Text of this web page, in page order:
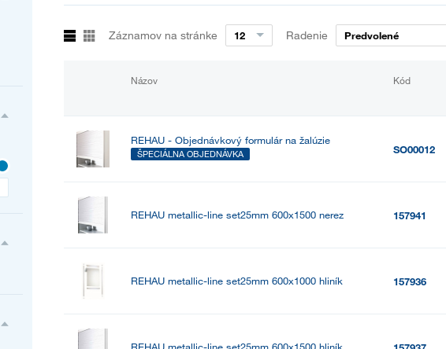
Záznamov na stránke 12 Radenie Predvolené
Názov Kód
REHAU - Objednávkový formulár na žalúzie
ŠPECIÁLNA OBJEDNÁVKA SO00012
REHAU metallic-line set25mm 600x1500 nerez 157941
REHAU metallic-line set25mm 600x1000 hliník 157936